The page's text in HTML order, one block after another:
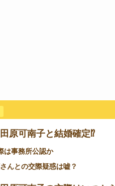
原可南子と結婚確定⁉︎
は事務所公認か
んとの交際疑惑は嘘？